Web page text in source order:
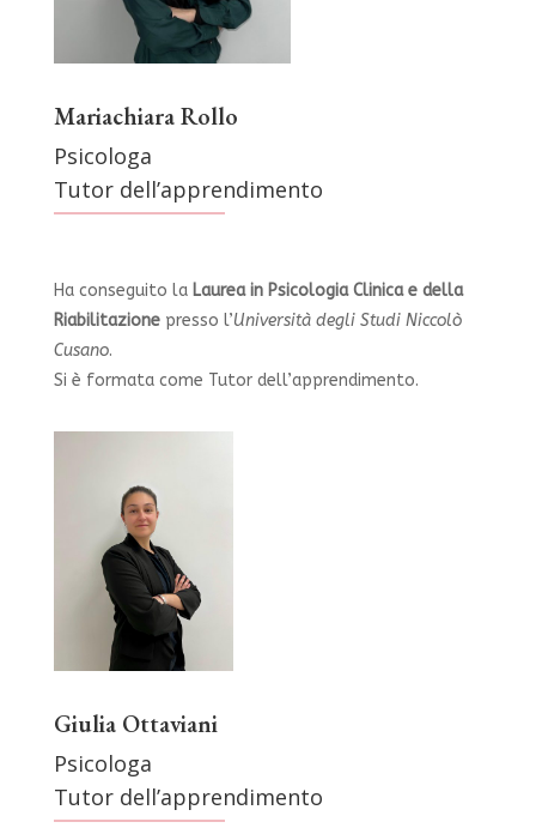
Mariachiara Rollo
Psicologa
Tutor dell’apprendimento
Ha conseguito la Laurea in Psicologia Clinica e della
Riabilitazionepresso l’Università degli Studi Niccolò
Cusano.
Si è formata come Tutor dell’apprendimento.
Giulia Ottaviani
Psicologa
Tutor dell’apprendimento